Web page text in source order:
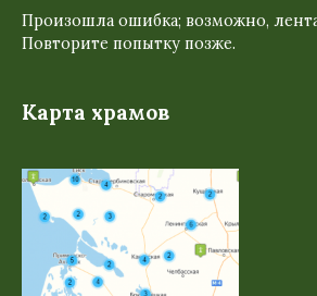
Произошла ошибка; возможно,
Повторите попытку позже.
Карта храмов